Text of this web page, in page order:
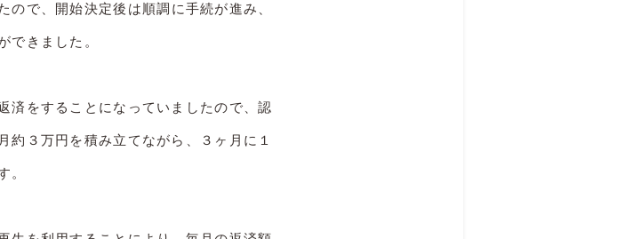
ので、 開始決定後は順調に手続が進み、
できました。
済をすることになっていましたので、認
約３万円を積み立てながら、３ヶ月に１
。